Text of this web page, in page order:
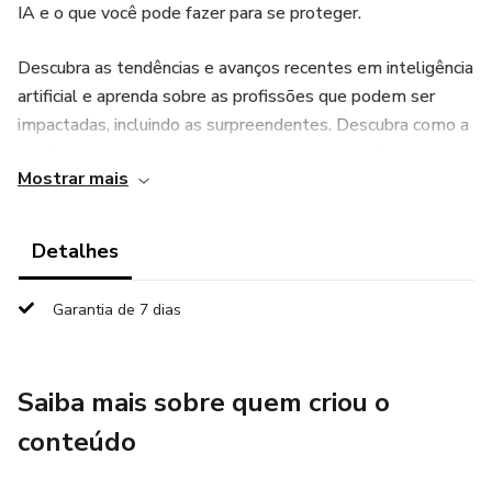
IA e o que você pode fazer para se proteger.
Descubra as tendências e avanços recentes em inteligência
artificial e aprenda sobre as profissões que podem ser
impactadas, incluindo as surpreendentes. Descubra como a
e educação, e quais profissões serão as próximas a serem
Além disso, este livro irá fornecer conselhos práticos e
sua profissão e garantir que você continue relevante no
às novas tecnologias.
Mostrar mais
Detalhes
Garantia de 7 dias
Saiba mais sobre quem criou o
conteúdo